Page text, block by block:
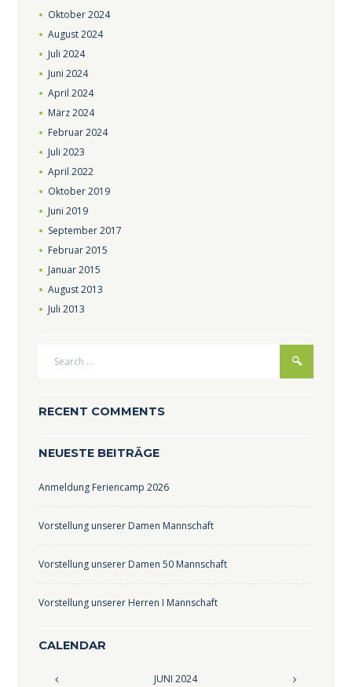
Oktober2024
August2024
Juli 2024
Juni 2024
April 2024
März2024
Februar2024
Juli 2023
April 2022
Oktober2019
Juni 2019
September2017
Februar2015
Januar2015
August2013
Juli 2013
RECENT COMMENTS
NEUESTE BEITRÄGE
Anmeldung Feriencamp 2026
Vorstellung unserer Damen Mannschaft
Vorstellung unserer Damen 50 Mannschaft
Vorstellung unserer Herren I Mannschaft
CALENDAR
JUNI 2024